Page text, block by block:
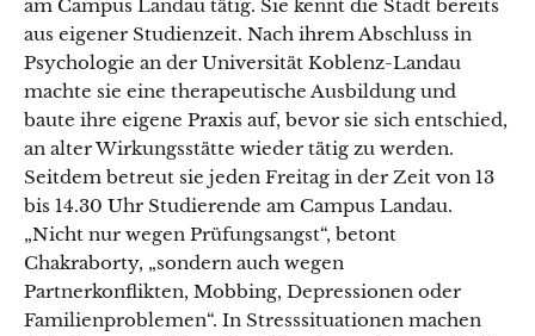
am Campus Landau tätig. Sie kennt die Stadt bereits
aus eigener Studienzeit. Nach ihrem Abschluss in
Psychologie an der Universität Koblenz-Landau
machte sie eine therapeutische Ausbildung und
baute ihre eigene Praxis auf, bevor sie sich entschied,
an alter Wirkungsstätte wieder tätig zu werden.
Seitdem betreut sie jeden Freitag in der Zeit von 13
bis 14.30 Uhr Studierende am Campus Landau.
„Nicht nur wegen Prüfungsangst“, betont
Chakraborty, „sondern auch wegen
Partnerkonflikten, Mobbing, Depressionen oder
Familienproblemen“. In Stresssituationen machen